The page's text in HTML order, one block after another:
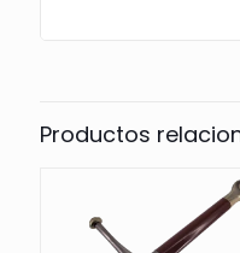
Productos